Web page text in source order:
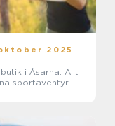
2025
i Åsarna: Allt
sportäventyr